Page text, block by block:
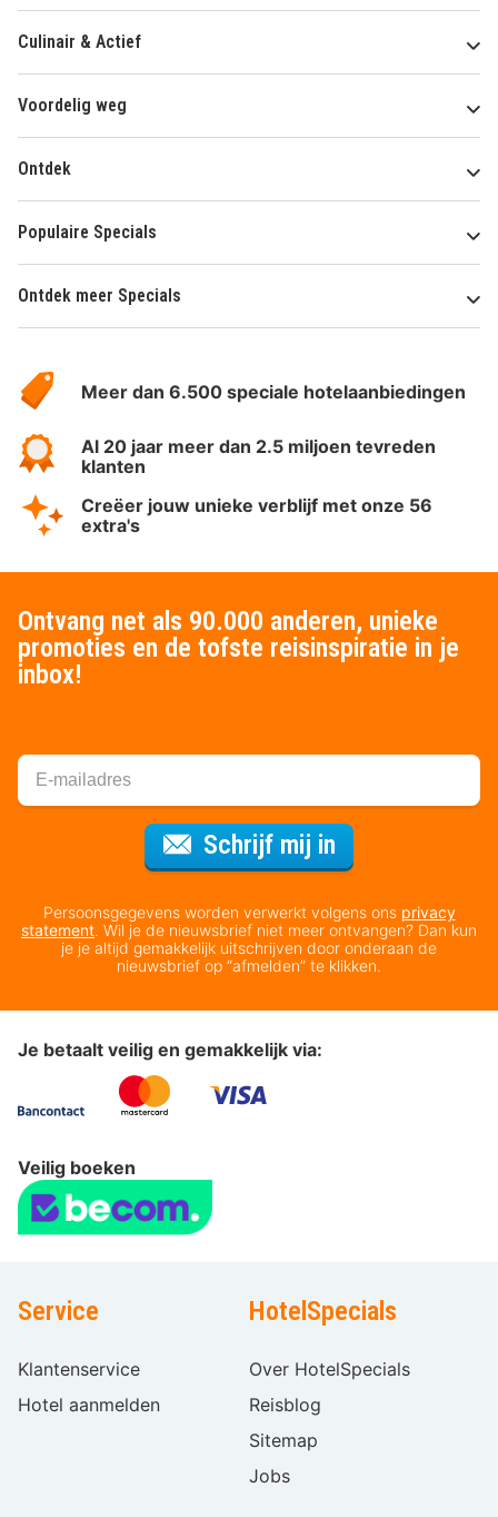
Culinair & Actief
Voordelig weg
Ontdek
Populaire Specials
Ontdek meer Specials
HotelSpecials
Meer dan 6.500 speciale hotelaanbiedingen
Al 20 jaar meer dan 2.5 miljoen tevreden
klanten
Creëer jouw unieke verblijf met onze 56
extra's
Ontvang net als 90.000 anderen, unieke
promoties en de tofste reisinspiratie in je
inbox!
Schrijf mij in
Persoonsgegevens worden verwerkt volgens ons privacy
statement. Wil je de nieuwsbrief niet meer ontvangen? Dan kun
je je altijd gemakkelijk uitschrijven door onderaan de
nieuwsbrief op “afmelden” te klikken.
Je betaalt veilig en gemakkelijk via:
Veilig boeken
Service
Klantenservice
Hotel aanmelden
HotelSpecials
Over HotelSpecials
Reisblog
Sitemap
Jobs